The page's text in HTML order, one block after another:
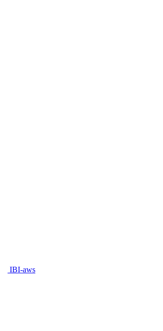
IBI-aws